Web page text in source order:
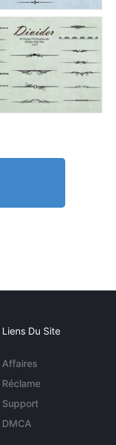
Liens Du Site
Affaires
Réclame
Support
DMCA